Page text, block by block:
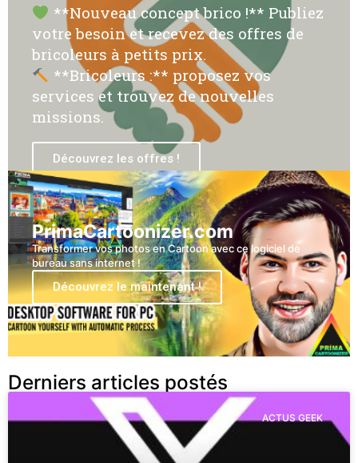
**Nouveau concept brico !** Publiez
votre besoin et recevez des offres de
bricoleurs à petits prix.
**Bricoleurs :** proposez vos
services et trouvez de nouvelles
missions.
Découvrez les offres !
PrimaCartoonizer.com
Transformer vos photos en Cartoon avec ce logiciel de
bureau sans internet !
Découvrez le maintenant !
Derniers articles postés
ACTUS GEEK